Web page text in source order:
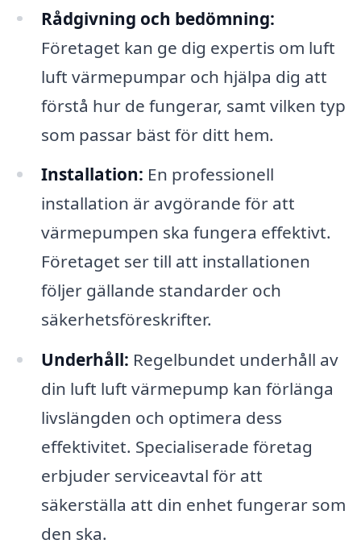
Rådgivning och bedömning:
Företaget kan ge dig expertis om luft
luft värmepumpar och hjälpa dig att
förstå hur de fungerar, samt vilken typ
som passar bäst för ditt hem.
Installation: En professionell
installation är avgörande för att
värmepumpen ska fungera effektivt.
Företaget ser till att installationen
följer gällande standarder och
säkerhetsföreskrifter.
Underhåll: Regelbundet underhåll av
din luft luft värmepump kan förlänga
livslängden och optimera dess
effektivitet. Specialiserade företag
erbjuder serviceavtal för att
säkerställa att din enhet fungerar som
den ska.